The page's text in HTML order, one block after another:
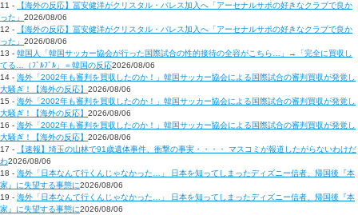
11 -
【海外の反応】冨安健洋がクリスタル・パレス加入へ「アーセナルサポの好きなクラブで良か
った」 2026/08/06
12 -
【海外の反応】冨安健洋がクリスタル・パレス加入へ「アーセナルサポの好きなクラブで良か
った」 2026/08/06
13 - 韓国人「韓国サッカー協会が行った国際試合の性的接待の全容がこちら…」→「完全に買収し
てる…（ﾌﾞﾙﾌﾞﾙ」＝韓国の反応2026/08/06
14 - 海外「2002年も審判を買収したのか！」韓国サッカー協会による国際試合の審判買収が発覚し
大騒ぎ！【海外の反応】 2026/08/06
15 - 海外「2002年も審判を買収したのか！」韓国サッカー協会による国際試合の審判買収が発覚し
大騒ぎ！【海外の反応】 2026/08/06
16 - 海外「2002年も審判を買収したのか！」韓国サッカー協会による国際試合の審判買収が発覚し
大騒ぎ！【海外の反応】 2026/08/06
17 -
【速報】埼玉の山林で91歳遺体事件、衝撃の事実・・・・ マスコミが報道したがらないわけだ
わ2026/08/06
18 - 海外「日本なんて行くんじゃなかった…」 日本を知ってしまったディズニー信者、帰国後『本
家』に失望する事態に2026/08/06
19 - 海外「日本なんて行くんじゃなかった…」 日本を知ってしまったディズニー信者、帰国後『本
家』に失望する事態に2026/08/06